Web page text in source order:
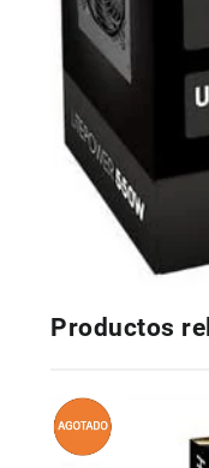
Productos